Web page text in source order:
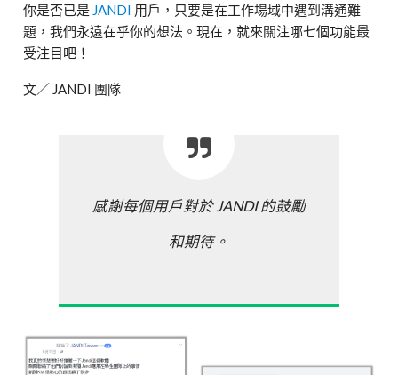
你是否已是 JANDI 用戶，只要是在工作場域中遇到溝通難
題，我們永遠在乎你的想法。現在，就來關注哪七個功能最
受注目吧！
文／ JANDI 團隊
感謝每個用戶對於 JANDI 的鼓勵
和期待。